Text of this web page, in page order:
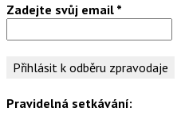
Zadejte svůj email *
Pravidelná setkávání: